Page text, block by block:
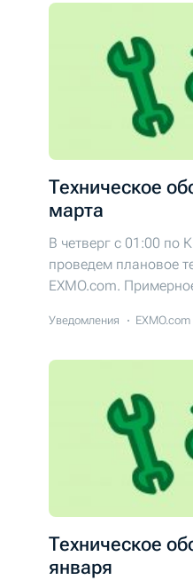
Техническое
марта
В четверг c 01:00 по
проведем плановое
EXMO.com.
Уведомления EXMO.com
Техническое
января